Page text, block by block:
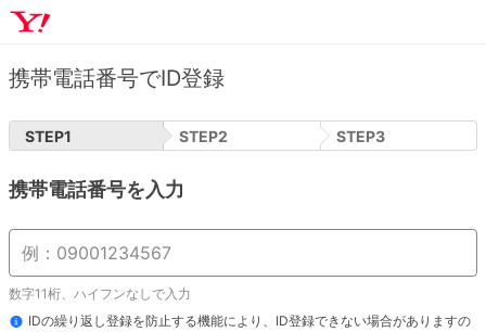
携帯電話番号でID登録
STEP1 STEP2 STEP3
携帯電話番号を入力
数字11桁、ハイフンなしで入力
IDの繰り返し登録を防止する機能により、ID登録できない場合がありますの